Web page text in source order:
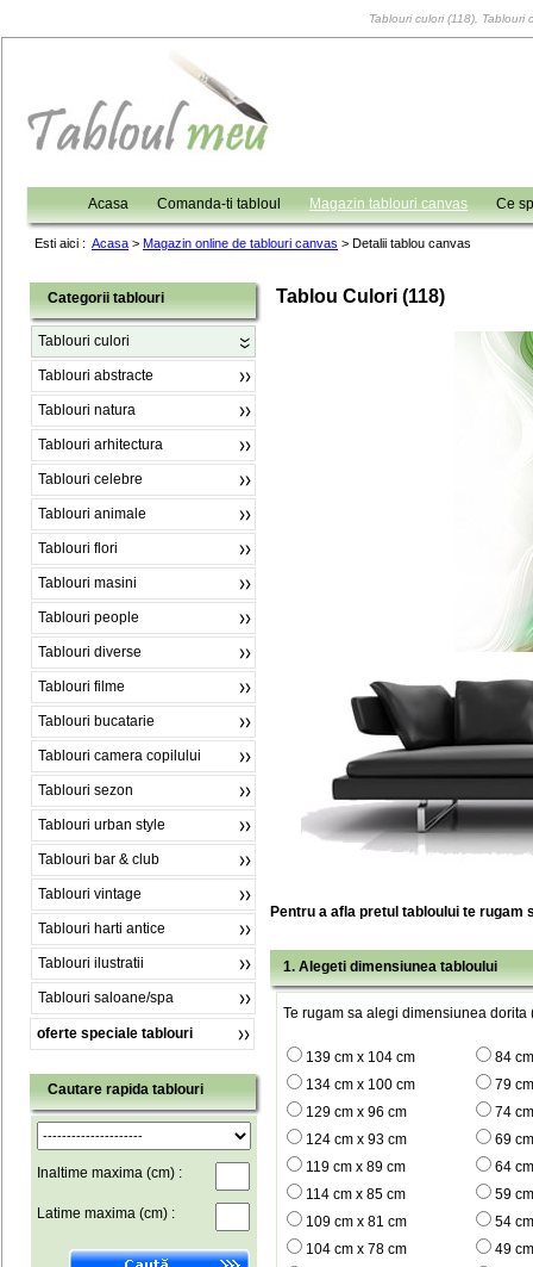
Tablouri culori (118),
Acasa Comanda-ti tabloul Magazin tablouri canvas Ce
Esti aici : Acasa > Magazin online de tablouri canvas > Detalii tablou canvas
Categorii tablouri
Tablouri culori
Tablouri abstracte
Tablouri natura
Tablouri arhitectura
Tablouri celebre
Tablouri animale
Tablouri flori
Tablouri masini
Tablouri people
Tablouri diverse
Tablouri filme
Tablouri bucatarie
Tablouri camera copilului
Tablouri sezon
Tablouri urban style
Tablouri bar & club
Tablouri vintage
Tablouri harti antice
Tablouri ilustratii
Tablouri saloane/spa
oferte speciale tablouri
Cautare rapida tablouri
Inaltime maxima (cm) :
Latime maxima (cm) :
Tablou Culori (118)
Pentru a afla pretul tabloului te rugam
1. Alegeti dimensiunea tabloului
Te rugam sa alegi dimensiunea dorita
139 cm x 104 cm
84
134 cm x 100 cm
79
129 cm x 96 cm
74
124 cm x 93 cm
69
119 cm x 89 cm
64
114 cm x 85 cm
59
109 cm x 81 cm
54
104 cm x 78 cm
49